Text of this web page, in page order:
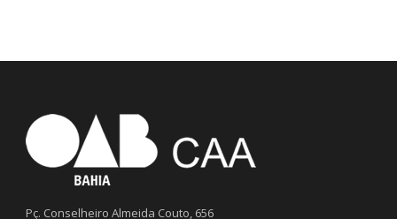
Pç. Conselheiro Almeida Couto, 656